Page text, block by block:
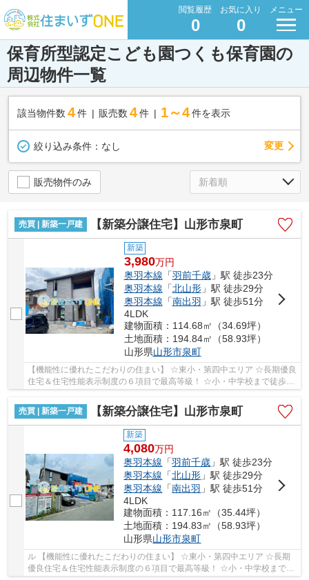
閲覧履歴
0
お気に入り
0
メニュー
保育所型認定こども園つくも保育園の
周辺物件一覧
該当物件数 4件 販売数 4 件 1～4 件を表示
絞り込み条件： なし 変更
販売物件のみ
売買 | 新築一戸建 【新築分譲住宅】山形市泉町
新築
3,980万円
奥羽本線 「羽前千歳」駅 徒歩23分
奥羽本線 「北山形」駅 徒歩29分
奥羽本線 「南出羽 」駅 徒歩51分
4LDK
建物面積：114.68㎡（34.69坪）
土地面積：194.84㎡（58.93坪）
山形県山形市泉町
【機能性に優れたこだわりの住まい】 ☆東小・第四中エリア ☆長期優良
住宅＆住宅性能表示制度の６項目で最高等級！ ☆小・中学校まで徒歩１
売買 | 新築一戸建
【新築分譲住宅】山形市泉町
新築
4,080万円
奥羽本線 「羽前千歳 」駅 徒歩23分
奥羽本線 「北山形 」駅 徒歩29分
奥羽本線 「南出羽 」駅 徒歩51分
4LDK
建物面積：117.16㎡（35.44坪）
土地面積：194.83㎡（58.93坪）
山形県山形市泉町
ル 【機能性に優れたこだわりの住まい】 ☆東小・第四中エリア ☆長期
優良住宅＆住宅性能表示制度の６項目で最高等級！ ☆小・中学校まで徒